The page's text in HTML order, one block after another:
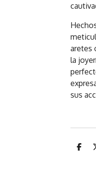
aretes
la
sus
C